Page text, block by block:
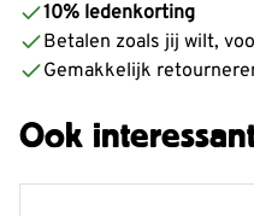
10% ledenkorting
Betalen zoals jij wilt,
Gemakkelijk
Ook